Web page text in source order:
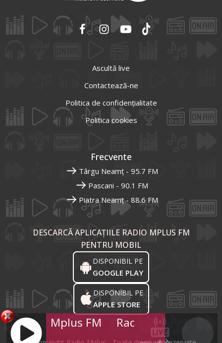
Ascultă live
Contactează-ne
Politica de confidențialitate
Politica cookies
Frecvente
Târgu Neamț - 95.7 FM
Pascani - 90.1 FM
Piatra Neamț - 88.6 FM
DESCARCĂ APLICAȚIILE RADIO MPLUS FM
PENTRU MOBIL
DISPONIBIL PE
GOOGLE PLAY
DISPONIBIL PE
APPLE STORE
Radio Mplus FM Radio Mplus FM